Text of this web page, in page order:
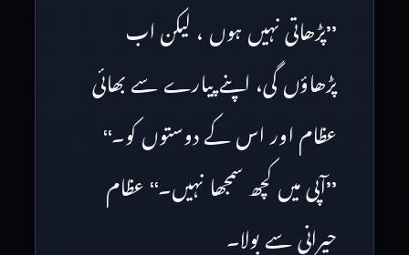
’’پڑھاتی نہیں ہوں ، لیکن اب
پڑھاؤں گی، اپنے پیارے سے بھائی
عظام اور اس کے دوستوں کو۔‘‘
’’آپی میں کچھ سمجھا نہیں۔‘‘ عظام
حیرانی سے بولا۔